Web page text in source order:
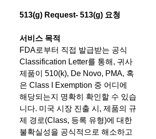
513(g) Request- 513(g) 요청
서비스 목적
FDA로부터 직접 발급받는 공식
Classification Letter를 통해, 귀사
제품이 510(k), De Novo, PMA, 혹
은 Class I Exemption 중 어디에
해당되는지 명확히 확인할 수 있습
니다. 미국 시장 진출 시, 제품의 규
제 경로(Class, 등록 유형)에 대한
불확실성을 공식적으로 해소하고